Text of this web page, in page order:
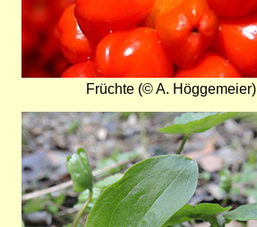
Früchte (© A. Höggemeier)
Bild